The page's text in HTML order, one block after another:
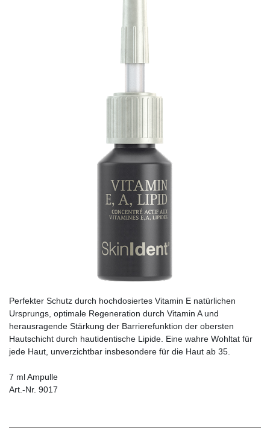
Perfekter Schutz durch hochdosiertes Vitamin E natürlichen
Ursprungs, optimale Regeneration durch Vitamin A und
herausragende Stärkung der Barrierefunktion der obersten
Hautschicht durch hautidentische Lipide. Eine wahre Wohltat für
jede Haut, unverzichtbar insbesondere für die Haut ab 35.
7 ml Ampulle
Art.-Nr. 9017